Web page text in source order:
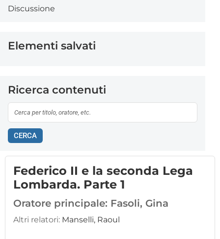
Discussione
Elementi salvati
Ricerca contenuti
CERCA
Federico II e la seconda Lega
Lombarda. Parte 1
Oratore principale: Fasoli, Gina
Altri relatori: Manselli, Raoul